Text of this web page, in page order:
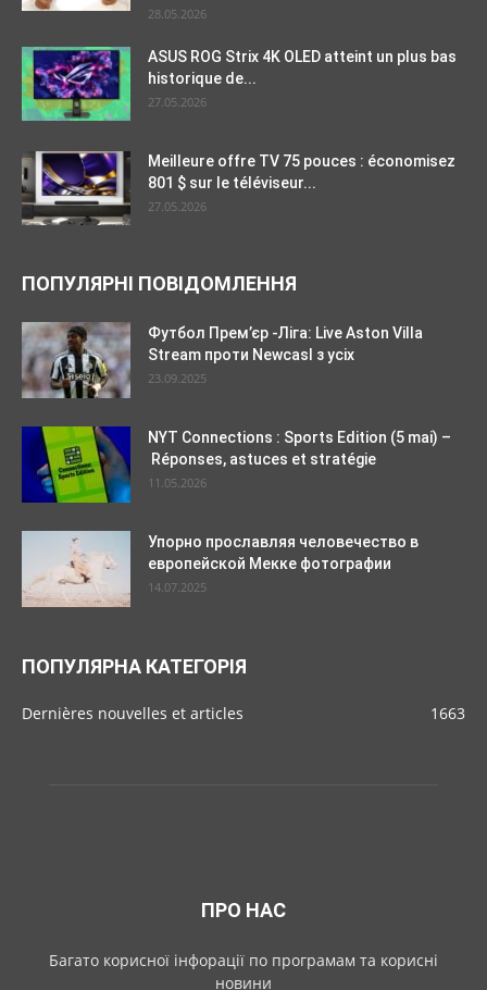
28.05.2026
ASUS ROG Strix 4K OLED atteint un plus bas
historique de...
27.05.2026
Meilleure offre TV 75 pouces : économisez
801 $ sur le téléviseur...
27.05.2026
ПОПУЛЯРНІ ПОВІДОМЛЕННЯ
Футбол Прем’єр -Ліга: Live Aston Villa
Stream проти Newcasl з усіх
23.09.2025
NYT Connections : Sports Edition (5 mai) –
Réponses, astuces et stratégie
11.05.2026
Упорно прославляя человечество в
европейской Мекке фотографии
14.07.2025
ПОПУЛЯРНА КАТЕГОРІЯ
Dernières nouvelles et articles 1663
ПРО НАС
Багато корисної інфорації по програмам та корисні
новини